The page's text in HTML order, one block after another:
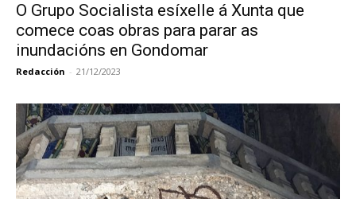
O Grupo Socialista esíxelle á Xunta que
comece coas obras para parar as
inundacións en Gondomar
Redacción - 21/12/2023